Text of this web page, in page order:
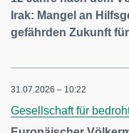
Irak: Mangel an
gefährden Zukunft
31.07.2026 – 10:22
Gesellschaft für